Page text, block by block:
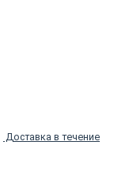
Доставка в течение